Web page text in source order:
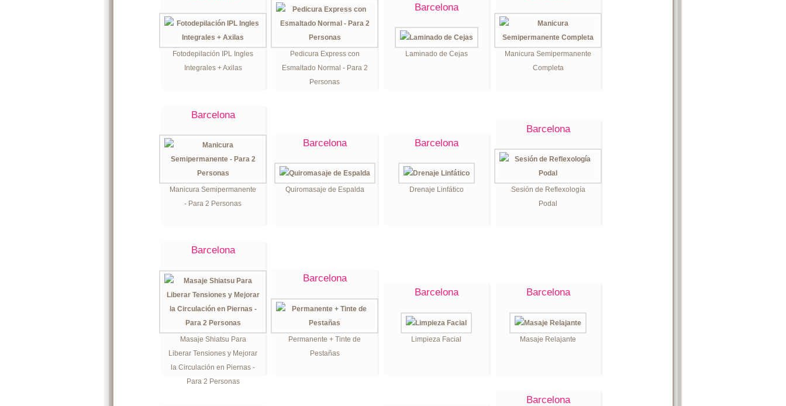
Fotodepilación IPL Ingles
Integrales + Axilas
Pedicura Express con
Esmaltado Normal - Para 2
Personas
Barcelona
Laminado de Cejas
Manicura Semipermanente
Completa
Barcelona
Manicura Semipermanente
- Para 2 Personas
Barcelona
Quiromasaje de Espalda
Barcelona
Drenaje Linfático
Barcelona
Sesión de Reflexología
Podal
Barcelona
Masaje Shiatsu Para
Liberar Tensiones y Mejorar
la Circulación en Piernas -
Para 2 Personas
Barcelona
Permanente + Tinte de
Pestañas
Barcelona
Limpieza Facial
Barcelona
Masaje Relajante
Barcelona